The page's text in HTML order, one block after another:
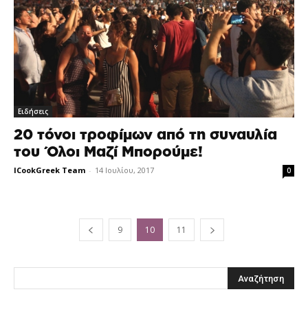
Ειδήσεις
20 τόνοι τροφίμων από τη συναυλία
του Όλοι Μαζί Μπορούμε!
ICookGreek Team - 14 Ιουλίου, 2017 0
9 10 11